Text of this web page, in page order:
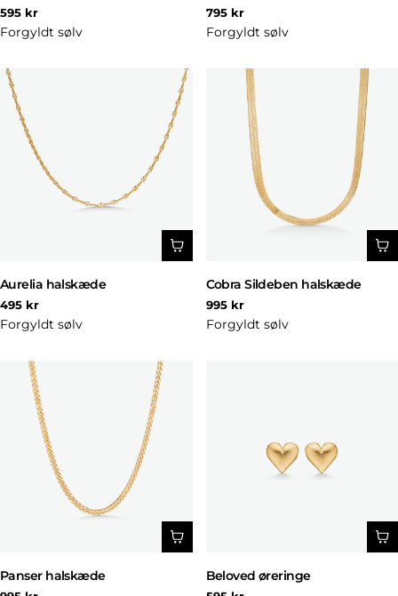
Normal
pris
595 kr
Forgyldt sølv
Normal
pris
795 kr
Forgyldt sølv
Aurelia halskæde
Normal
pris
495 kr
Forgyldt sølv
Cobra Sildeben halskæde
Normal
pris
995 kr
Forgyldt sølv
Panser halskæde Beloved øreringe